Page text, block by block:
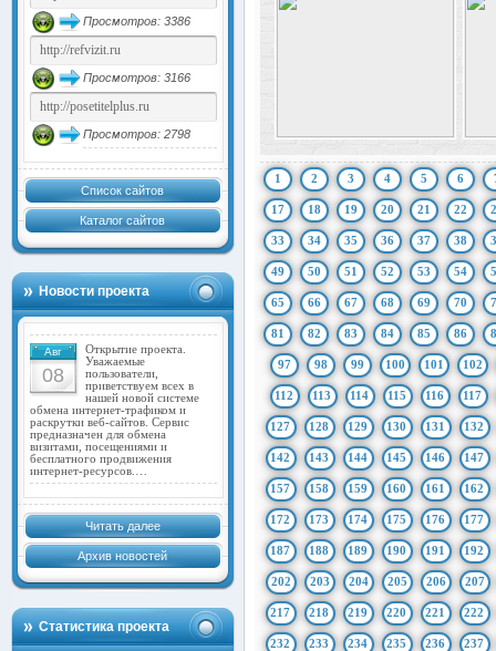
Просмотров: 3386
Просмотров: 3166
Просмотров: 2798
Список сайтов
Каталог сайтов
Новости проекта
Авг
08
Открытие проекта.
Уважаемые
пользователи,
приветствуем всех в
нашей новой системе
обмена интернет-трафиком и
раскрутки веб-сайтов. Сервис
предназначен для обмена
визитами, посещениями и
бесплатного продвижения
интернет-ресурсов.…
Читать далее
Архив новостей
Статистика проекта
1 2 3 4 5 6
17 18 19 20 21 22
33 34 35 36 37 38
49 50 51 52 53 54
65 66 67 68 69 70
81 82 83 84 85 86
97 98 99 100 101 102
112 113 114 115 116 117
127 128 129 130 131 132
142 143 144 145 146 147
157 158 159 160 161 162
172 173 174 175 176 177
187 188 189 190 191 192
202 203 204 205 206 207
217 218 219 220 221 222
232 233 234 235 236 237